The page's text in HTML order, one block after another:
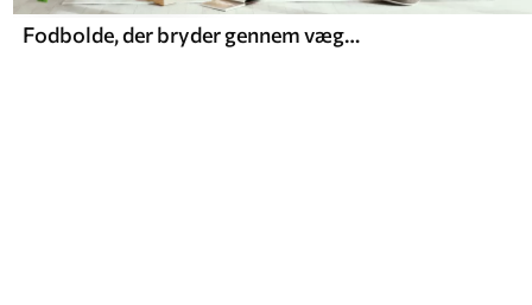
Fodbolde, der bryder gennem væggen